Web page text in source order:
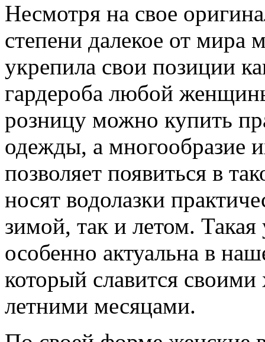
Несмотря на свое
степени далекое от мира
укрепила свои позиции
гардероба любой
розницу можно купить
одежды, а многообразие
позволяет появиться в
носят водолазки
зимой, так и летом.
особенно актуальна в
который славится
летними месяцами.